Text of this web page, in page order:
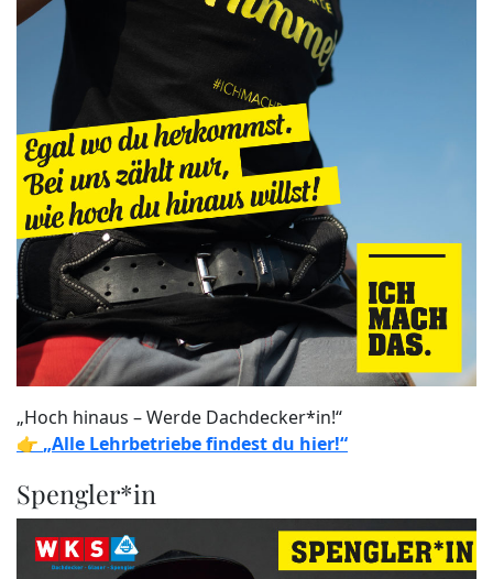
„Hoch hinaus – Werde Dachdecker*in!“
👉 „Alle Lehrbetriebe findest du hier!“
Spengler*in